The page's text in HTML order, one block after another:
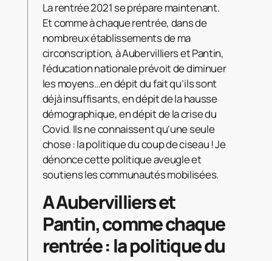
La rentrée 2021 se prépare maintenant.
Et comme à chaque rentrée, dans de
nombreux établissements de ma
circonscription, à Aubervilliers et Pantin,
l’éducation nationale prévoit de diminuer
les moyens…en dépit du fait qu’ils sont
déjà insuffisants, en dépit de la hausse
démographique, en dépit de la crise du
Covid. Ils ne connaissent qu’une seule
chose : la politique du coup de ciseau ! Je
dénonce cette politique aveugle et
soutiens les communautés mobilisées.
A Aubervilliers et
Pantin, comme chaque
rentrée : la politique du